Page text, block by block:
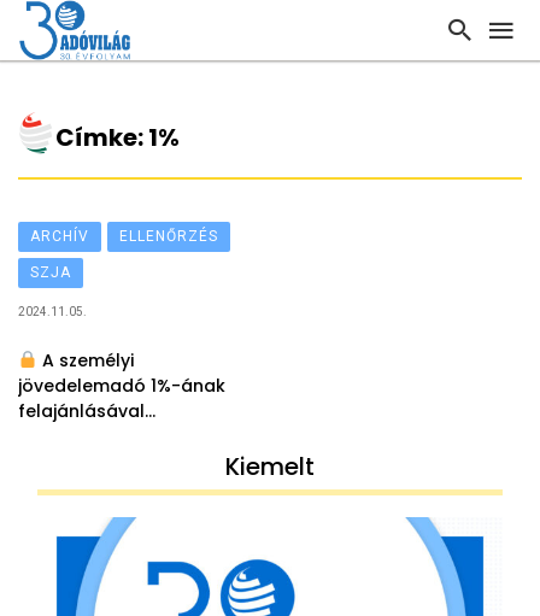
Címke: 1%
ARCHÍV ELLENŐRZÉS
SZJA
2024.11.05.
A személyi
jövedelemadó 1%-ának
felajánlásával
Kiemelt